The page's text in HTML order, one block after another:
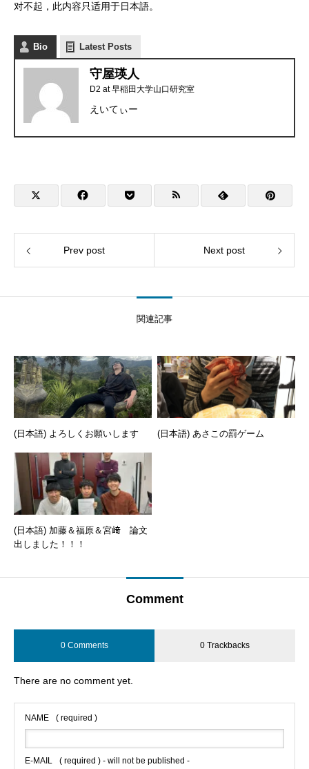
对不起，此内容只适用于日本語。
Bio Latest Posts
守屋瑛人
D2 at早稲田大学山口研究室
えいてぃー
Prev post Next post
関連記事
(日本語) よろしくお願いします (日本語) あさこの罰ゲーム
(日本語) 加藤＆福原＆宮﨑 論文
出しました！！！
Comment
0 Comments 0 Trackbacks
There are no comment yet.
NAME ( required )
E-MAIL ( required ) - will not be published -